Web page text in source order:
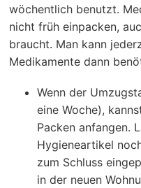
wöchentlich benutzt.
nicht früh einpacken,
braucht. Man kann
Medikamente dann
Wenn der
eine Woche),
Packen anfangen.
Hygieneartikel
zum Schluss
in der neuen